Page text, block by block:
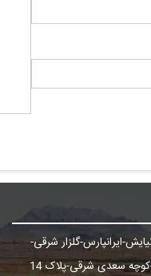
ایرانپارس-گلزار شرقی-
کوی فردوس-کوچه سعدی شرقی-پلاک 14